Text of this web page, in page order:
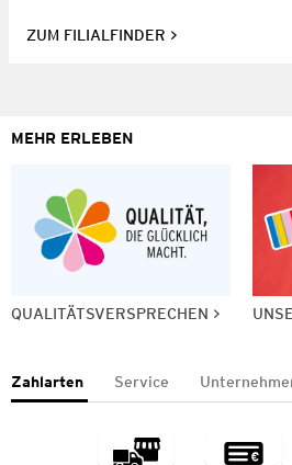
ZUM FILIALFINDER
MEHR ERLEBEN
QUALITÄTSVERSPRECHEN
Zahlarten Service